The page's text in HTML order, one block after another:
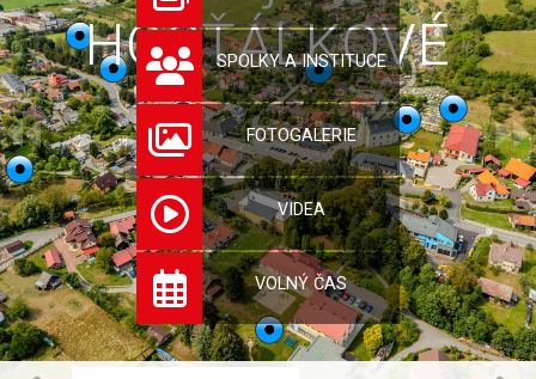
HOŠŤÁLKOVÉ
SPOLKY A INSTITUCE
FOTOGALERIE
VIDEA
VOLNÝ ČAS